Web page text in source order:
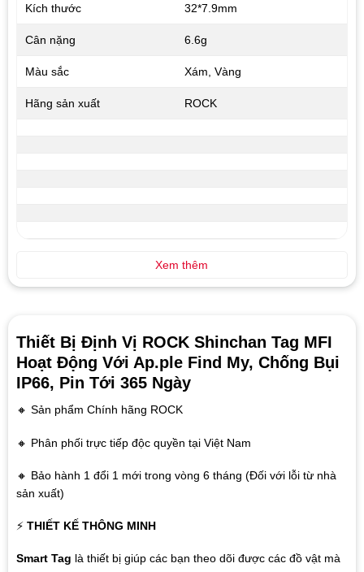
Thiết Bị Định Vị ROCK Shinchan Tag MFI
Hoạt Động Với Ap.ple Find My, Chống Bụi
IP66, Pin Tới 365 Ngày
🔸 Sản phẩm Chính hãng ROCK
🔸 Phân phối trực tiếp độc quyền tại Việt Nam
🔸 Bảo hành 1 đổi 1 mới trong vòng 6 tháng (Đối với lỗi từ nhà
sản xuất)
⚡ THIẾT KẾ THÔNG MINH
Smart Tag là thiết bị giúp các bạn theo dõi được các đồ vật mà
Kích thước 32*7.9mm
Cân nặng 6.6g
Màu sắc Xám, Vàng
Hãng sản xuất ROCK
Xem thêm